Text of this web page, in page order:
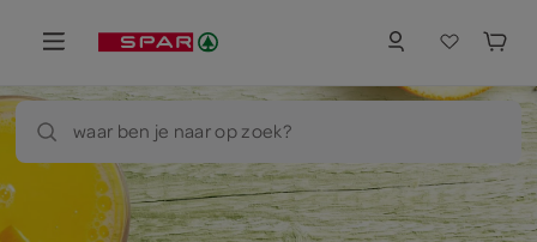
waar ben je naar op zoek?